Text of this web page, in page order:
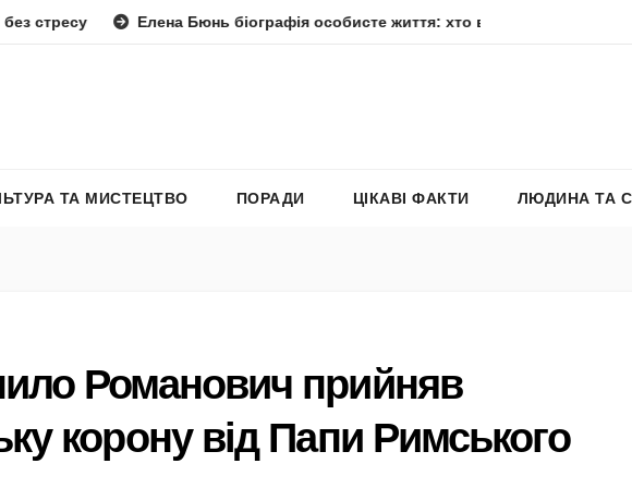
Елена Бюнь біографія особисте життя: хто вона насправді Елена
ТА МИСТЕЦТВО ПОРАДИ ЦІКАВІ ФАКТИ ЛЮДИНА ТА
Романович прийняв
корону від Папи Римського